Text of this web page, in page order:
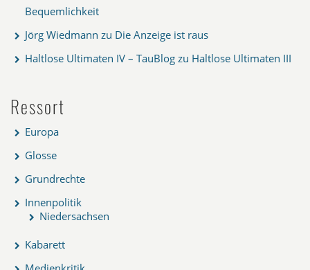
Bequemlichkeit
Jörg Wiedmann zu Die Anzeige ist raus
Haltlose Ultimaten IV – TauBlog zu Haltlose Ultimaten III
Ressort
Europa
Glosse
Grundrechte
Innenpolitik
Niedersachsen
Kabarett